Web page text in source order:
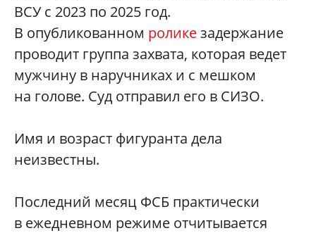
ВСУ с 2023 по 2025 год.
В опубликованном роликезадержание
проводит группа захвата, которая ведет
мужчину в наручниках и с мешком
на голове. Суд отправил его в СИЗО.
Имя и возраст фигуранта дела
неизвестны.
Последний месяц ФСБ практически
в ежедневном режиме отчитывается